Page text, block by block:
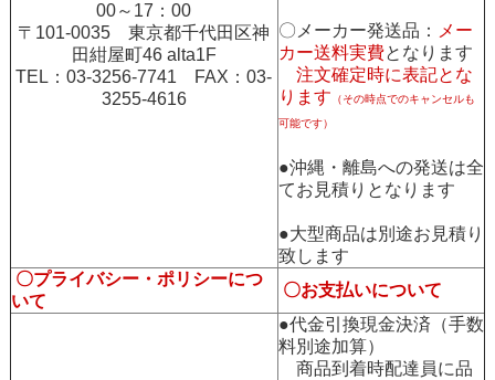
00～17：00
〒101-0035 東京都千代田区神
田紺屋町46 alta1F
TEL：03-3256-7741 FAX：03-
3255-4616
〇メーカー発送品：
メー
カー送料実費となります
注文確定時に表記とな
ります （その時点でのキャンセルも
可能です）
●沖縄・離島への発送は全
てお見積りとなります
●大型商品は別途お見積り
致します
〇プライバシー・ポリシーにつ
いて
〇お支払いについて
●代金引換現金決済（手数
料別途加算）
商品到着時配達員に品